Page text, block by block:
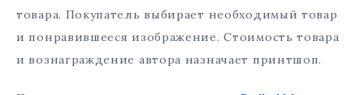
товара. Покупатель выбирает необходимый товар
и понравившееся изображение. Стоимость товара
и вознаграждение автора назначает принтшоп.